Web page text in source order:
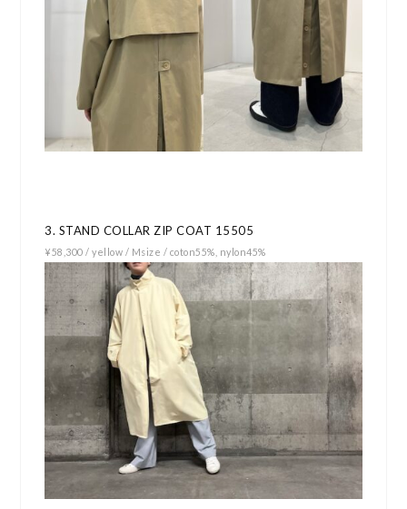
3. STAND COLLAR ZIP COAT 15505
¥58,300 / yellow / Msize / coton55%, nylon45%